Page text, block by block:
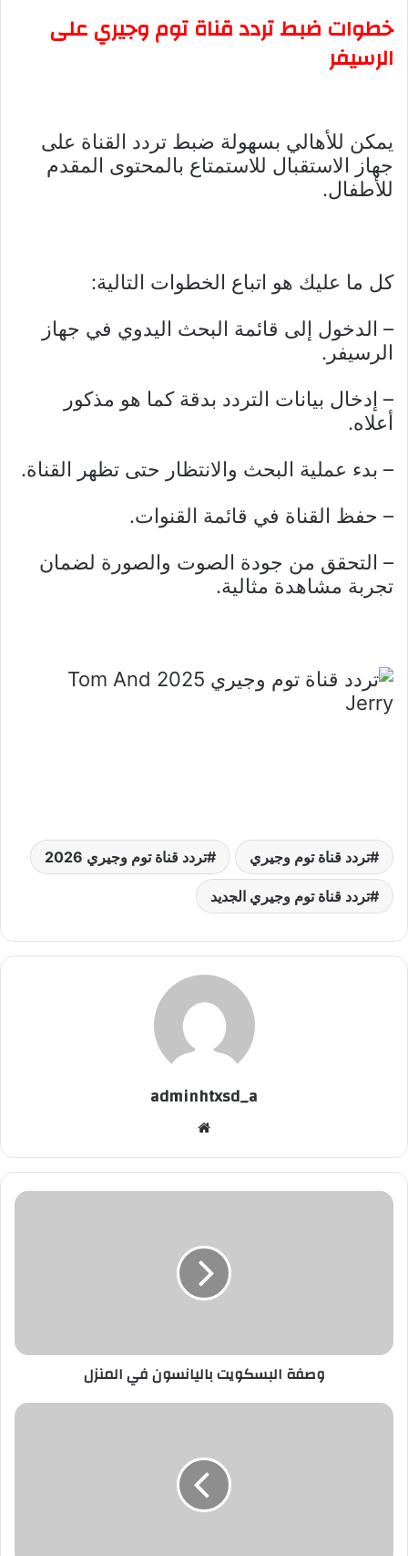
خطوات ضبط تردد قناة توم وجيري على
الرسيفر
يمكن للأهالي بسهولة ضبط تردد القناة على
جهاز الاستقبال للاستمتاع بالمحتوى المقدم
للأطفال.
كل ما عليك هو اتباع الخطوات التالية:
– الدخول إلى قائمة البحث اليدوي في جهاز
الرسيفر.
– إدخال بيانات التردد بدقة كما هو مذكور
أعلاه.
– بدء عملية البحث والانتظار حتى تظهر القناة.
– حفظ القناة في قائمة القنوات.
– التحقق من جودة الصوت والصورة لضمان
تجربة مشاهدة مثالية.
تردد قناة توم وجيري تردد قناة توم وجيري 2026
تردد قناة توم وجيري الجديد
adminhtxsd_a
وصفة
وصفة البسكويت باليانسون في المنزل
طريقة